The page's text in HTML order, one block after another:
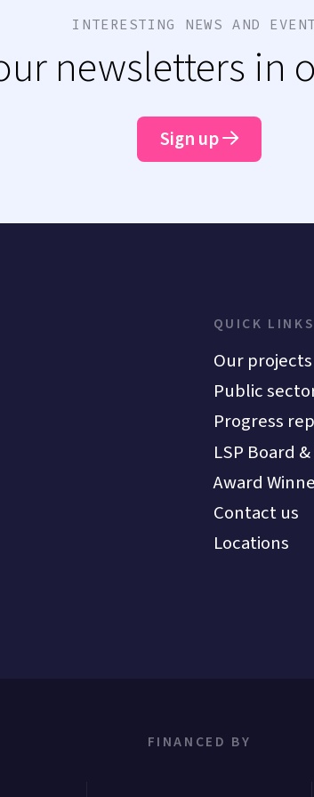
INTERESTING NEWS AND
newsletters in
Sign up
QUICK LINKS
Our projects
Public
Progress
LSP Board
Award
Contact us
Locations
FINANCED BY